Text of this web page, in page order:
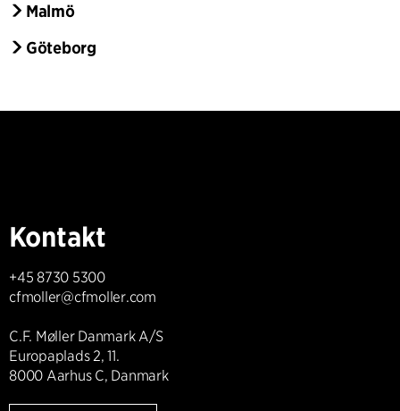
Malmö
Göteborg
Kontakt
+45 8730 5300
cfmoller@cfmoller.com
C.F. Møller Danmark A/S
Europaplads 2, 11.
8000 Aarhus C, Danmark